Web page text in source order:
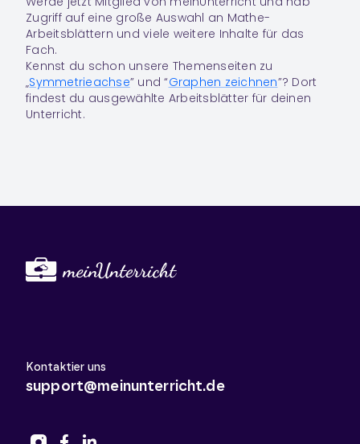
Zugriff auf eine große Auswahl an Mathe-
Arbeitsblättern und viele weitere Inhalte für das
Fach.
Kennst du schon unsere Themenseiten zu
„Symmetrieachse” und “Graphen zeichnen”? Dort
findest du ausgewählte Arbeitsblätter für deinen
Unterricht.
Kontaktier uns
support@meinunterricht.de